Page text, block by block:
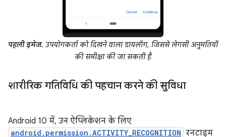
पहली इमेज. उपयोगकर्ता को दिखने वाला डायलॉग, जिससे लेगसी अनुमतियों
की समीक्षा की जा सकती है
शारीरिक गतिविधि की पहचान करने की सुविधा
Android 10 में, उन ऐप्लिकेशन के लिए
android.permission.ACTIVITY_RECOGNITION रनटाइम